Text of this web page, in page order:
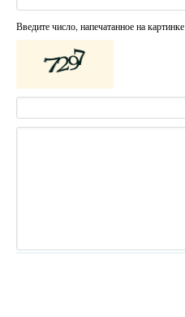
Введите число, напечатанное на картинке